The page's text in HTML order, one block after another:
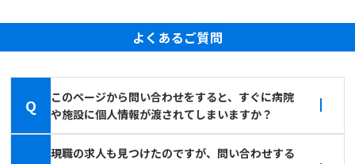
よくあるご質問
Q
このページから問い合わせをすると、すぐに病院
や施設に個人情報が渡されてしまいますか？
現職の求人も見つけたのですが、問い合わせする